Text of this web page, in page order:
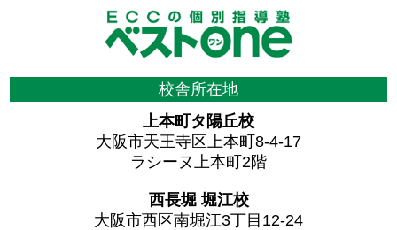
校舎所在地
上本町タ陽丘校
大阪市天王寺区上本町8-4-17
ラシーヌ上本町2階
西長堀 堀江校
大阪市西区南堀江3丁目12-24